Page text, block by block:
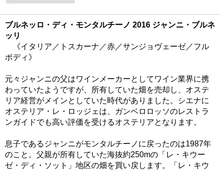
ブルネッロ・ディ・モンタルチーノ 2016 ジャンニ・ブルネ
ッリ
《イタリア／トスカーナ／赤／サンジョヴェーゼ／フル
ボディ》
元々ジャンニの父はワインメーカーとしてワイン業界に携
わっていたようですが、所有していた畑を売却し、オステ
リア経営がメインとしていた時代がありました。シエナに
オステリア・レ・ロッジェは、ガンベロロッソのレストラ
ンガイドでも高い評価を受けるオステリアとなります。
息子であるジャンニがモンタルチーノに戻ったのは1987年
のこと。父親が所有していた海抜約250mの「レ・キウー
ゼ・ディ・ソット」地区の畑を買い戻します。「レ・キウ